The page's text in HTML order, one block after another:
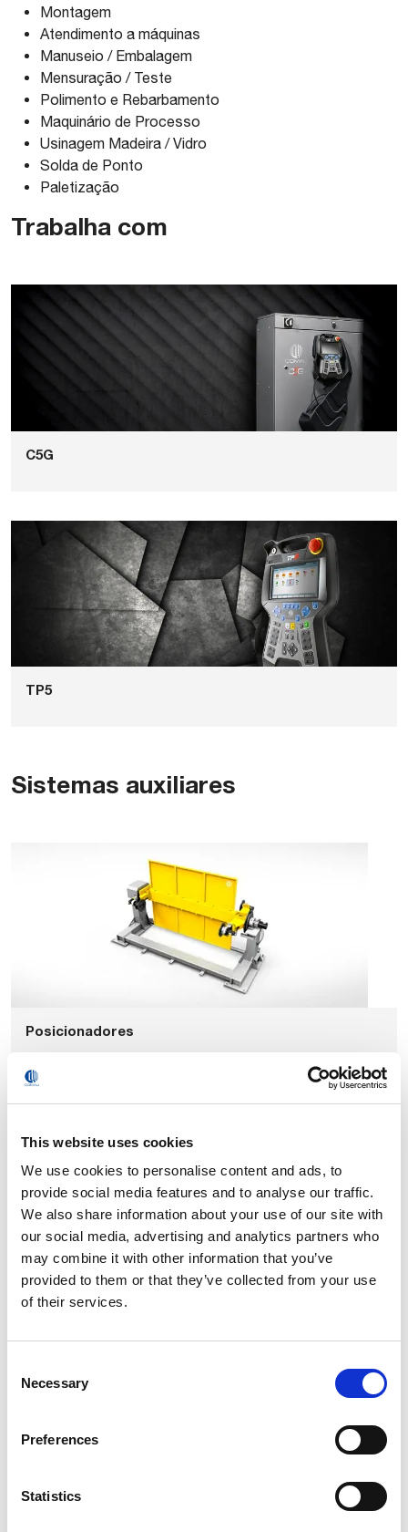
This website uses cookies
We use cookies to personalise content and ads, to
provide social media features and to analyse our traffic.
We also share information about your use of our site with
our social media, advertising and analytics partners who
may combine it with other information that you’ve
provided to them or that they’ve collected from your use
of their services.
Selection
Necessary
Preferences
Statistics
Montagem
Atendimento a máquinas
Manuseio / Embalagem
Mensuração / Teste
Polimento e Rebarbamento
Maquinário de Processo
Usinagem Madeira / Vidro
Solda de Ponto
Paletização
Trabalha com
C5G
TP5
Sistemas auxiliares
Posicionadores
Eixos Externos